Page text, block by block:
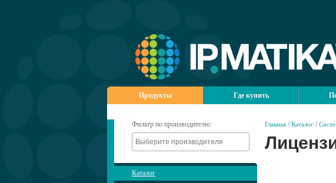
Продукты Где купить
Фильтр по производителю:
Каталог
Главная / Каталог /